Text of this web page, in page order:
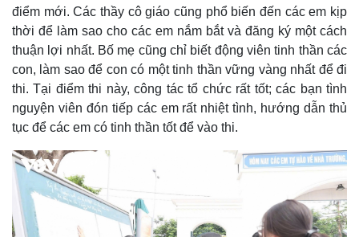
điểm mới. Các thầy cô giáo cũng phổ biến đến các em kịp
thời để làm sao cho các em nắm bắt và đăng ký một cách
thuận lợi nhất. Bố mẹ cũng chỉ biết động viên tinh thần các
con, làm sao để con có một tinh thần vững vàng nhất để đi
thi. Tại điểm thi này, công tác tổ chức rất tốt; các bạn tình
nguyện viên đón tiếp các em rất nhiệt tình, hướng dẫn thủ
tục để các em có tinh thần tốt để vào thi.